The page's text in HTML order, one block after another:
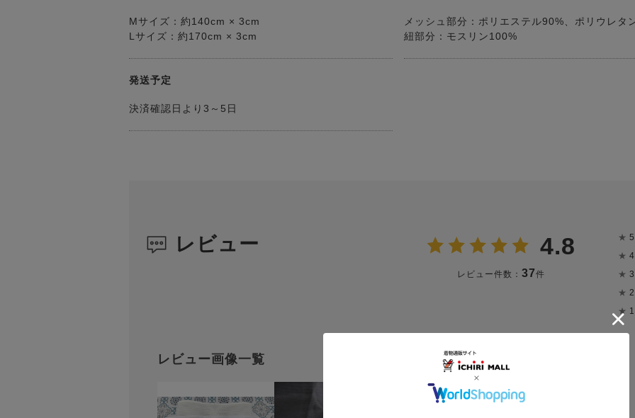
Mサイズ：約140cm × 3cm
Lサイズ：約170cm × 3cm
メッシュ部分：ポリエステル90%、ポリウレタ
紐部分：モスリン100%
発送予定
決済確認日より3～5日
レビュー 4.8
レビュー件数： 37件
★ 5
★ 4
★ 3
★ 2
★ 1
レビュー画像一覧